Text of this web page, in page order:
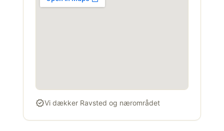
verifiedVi dækker Ravsted og nærområdet